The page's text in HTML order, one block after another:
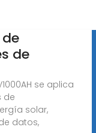
de
se aplica
de
solar,
datos,